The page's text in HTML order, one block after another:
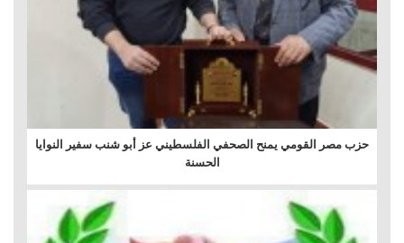
حزب مصر القومي يمنح الصحفي الفلسطيني عز أبو شنب سفير النوايا
الحسنة